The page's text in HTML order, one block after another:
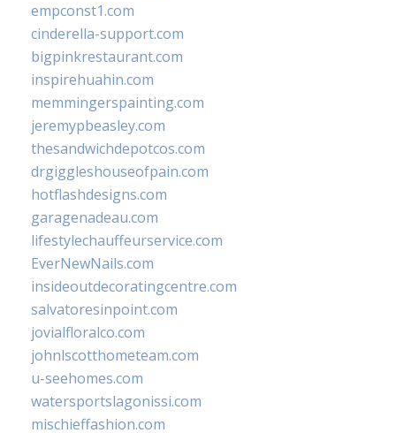
empconst1.com
cinderella-support.com
bigpinkrestaurant.com
inspirehuahin.com
memmingerspainting.com
jeremypbeasley.com
thesandwichdepotcos.com
drgiggleshouseofpain.com
hotflashdesigns.com
garagenadeau.com
lifestylechauffeurservice.com
EverNewNails.com
insideoutdecoratingcentre.com
salvatoresinpoint.com
jovialfloralco.com
johnlscotthometeam.com
u-seehomes.com
watersportslagonissi.com
mischieffashion.com